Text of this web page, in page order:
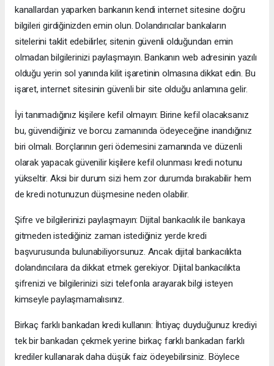
kanallardan yaparken bankanın kendi internet sitesine doğru
bilgileri girdiğinizden emin olun. Dolandırıcılar bankaların
sitelerini taklit edebilirler, sitenin güvenli olduğundan emin
olmadan bilgilerinizi paylaşmayın. Bankanın web adresinin yazılı
olduğu yerin sol yanında kilit işaretinin olmasına dikkat edin. Bu
işaret, internet sitesinin güvenli bir site olduğu anlamına gelir.
İyi tanımadığınız kişilere kefil olmayın: Birine kefil olacaksanız
bu, güvendiğiniz ve borcu zamanında ödeyeceğine inandığınız
biri olmalı. Borçlarının geri ödemesini zamanında ve düzenli
olarak yapacak güvenilir kişilere kefil olunması kredi notunu
yükseltir. Aksi bir durum sizi hem zor durumda bırakabilir hem
de kredi notunuzun düşmesine neden olabilir.
Şifre ve bilgilerinizi paylaşmayın: Dijital bankacılık ile bankaya
gitmeden istediğiniz zaman istediğiniz yerde kredi
başvurusunda bulunabiliyorsunuz. Ancak dijital bankacılıkta
dolandırıcılara da dikkat etmek gerekiyor. Dijital bankacılıkta
şifrenizi ve bilgilerinizi sizi telefonla arayarak bilgi isteyen
kimseyle paylaşmamalısınız.
Birkaç farklı bankadan kredi kullanın: İhtiyaç duyduğunuz krediyi
tek bir bankadan çekmek yerine birkaç farklı bankadan farklı
krediler kullanarak daha düşük faiz ödeyebilirsiniz. Böylece